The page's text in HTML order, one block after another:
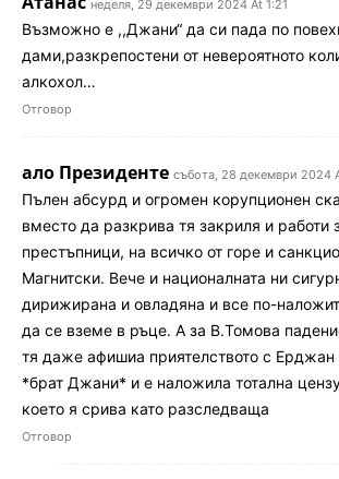
неделя, 29 декември 2024 At 1:21
Възможно е ,,Джани“ да си пада по
дами,разкрепостени от невероятното
алкохол…
Отговор
ало Президенте събота, 28 декември 2024
Пълен абсурд и огромен корупционен
вместо да разкрива тя закриля и работи
престъпници, на всичко от горе и
Магнитски. Вече и националната ни
дирижирана и овладяна и все по-
да се вземе в ръце. А за В.Томова
тя даже афишиа приятелството с Ерджан
*брат Джани* и е наложила тотална
което я срива като разследваща
Отговор